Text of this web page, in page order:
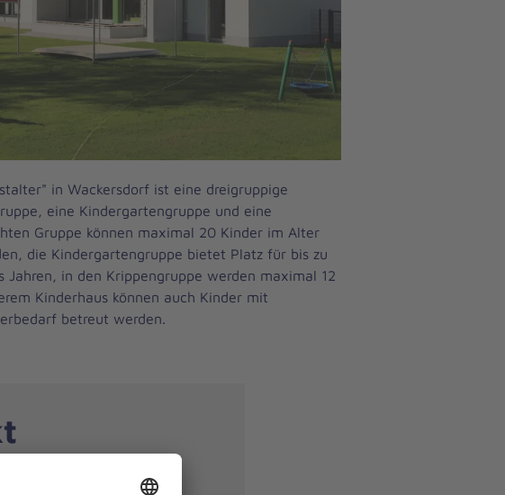
in Wackersdorf ist eine dreigruppige
eine Kindergartengruppe und eine
Gruppe können maximal 20 Kinder im Alter
die Kindergartengruppe bietet Platz für bis zu
Jahren, in den Krippengruppe werden maximal 12
Kinderhaus können auch Kinder mit
betreut werden.